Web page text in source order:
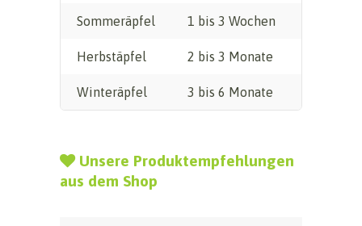
Sommeräpfel 1 bis 3 Wochen
Herbstäpfel 2 bis 3 Monate
Winteräpfel 3 bis 6 Monate
Unsere Produktempfehlungen
aus dem Shop